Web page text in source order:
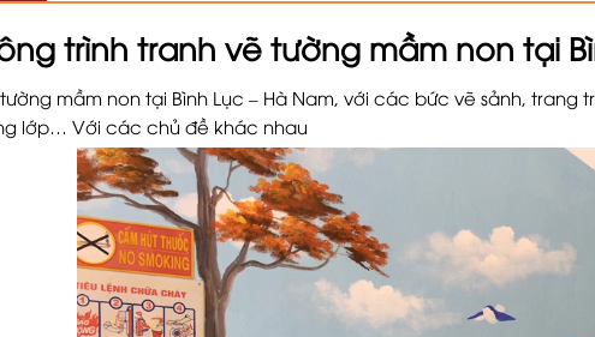
trình tranh vẽ tường mầm non tại
mầm non tại Bình Lục – Hà Nam, với các bức vẽ sảnh,
lớp… Với các chủ đề khác nhau